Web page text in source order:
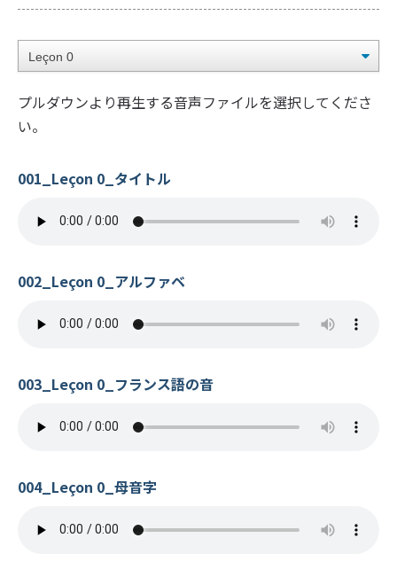
プルダウンより再生する音声ファイルを選択してくださ
い。
001_Leçon 0_タイトル
002_Leçon 0_アルファベ
003_Leçon 0_フランス語の音
004_Leçon 0_母音字